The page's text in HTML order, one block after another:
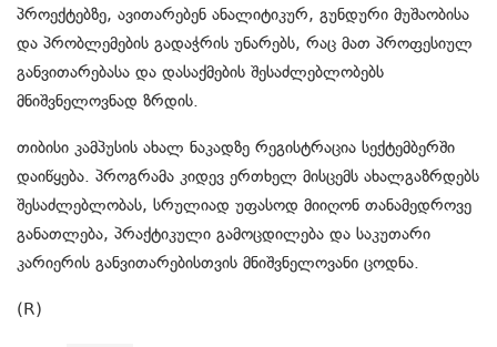
პროექტებზე, ავითარებენ ანალიტიკურ, გუნდური მუშაობისა
და პრობლემების გადაჭრის უნარებს, რაც მათ პროფესიულ
განვითარებასა და დასაქმების შესაძლებლობებს
მნიშვნელოვნად ზრდის.
თიბისი კამპუსის ახალ ნაკადზე რეგისტრაცია სექტემბერში
დაიწყება. პროგრამა კიდევ ერთხელ მისცემს ახალგაზრდებს
შესაძლებლობას, სრულიად უფასოდ მიიღონ თანამედროვე
განათლება, პრაქტიკული გამოცდილება და საკუთარი
კარიერის განვითარებისთვის მნიშვნელოვანი ცოდნა.
(R)